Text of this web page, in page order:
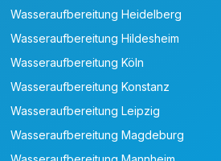
Wasseraufbereitung Heidelberg
Wasseraufbereitung Hildesheim
Wasseraufbereitung Köln
Wasseraufbereitung Konstanz
Wasseraufbereitung Leipzig
Wasseraufbereitung Magdeburg